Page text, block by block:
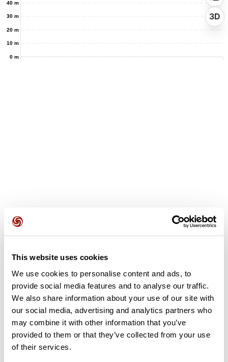
This website uses cookies
We use cookies to personalise content and ads, to
provide social media features and to analyse our traffic.
We also share information about your use of our site with
our social media, advertising and analytics partners who
may combine it with other information that you’ve
provided to them or that they’ve collected from your use
of their services.
0 m
10 m
20 m
30 m
40 m
3D
Opiniones de los usuarios
Este recorrido aún no contiene opiniones. ¿Ya lo has
Añadir una opinión